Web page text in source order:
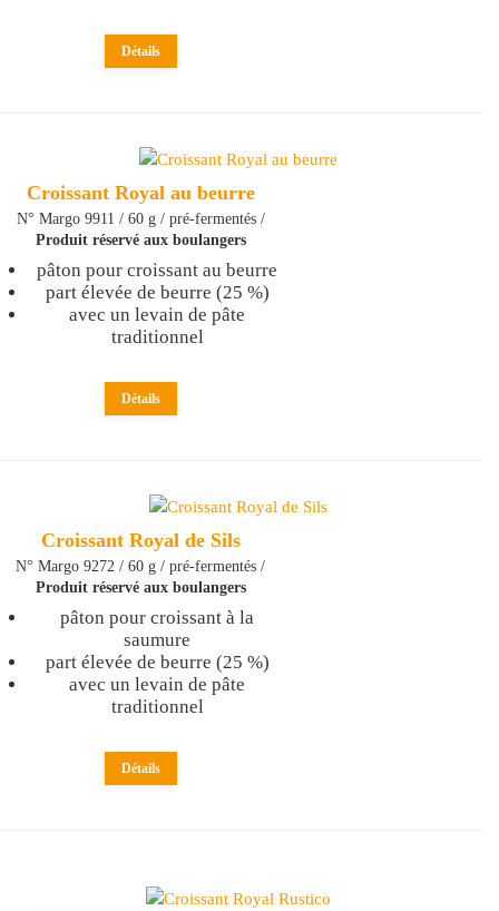
Détails
Croissant Royal au beurre
N° Margo 9911 / 60 g / pré-fermentés /
Produit réservé aux boulangers
pâton pour croissant au beurre
part élevée de beurre (25 %)
avec un levain de pâte
traditionnel
Détails
Croissant Royal de Sils
N° Margo 9272 / 60 g / pré-fermentés /
Produit réservé aux boulangers
pâton pour croissant à la
saumure
part élevée de beurre (25 %)
avec un levain de pâte
traditionnel
Détails